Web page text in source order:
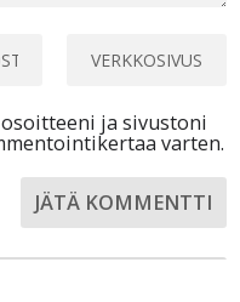
ja sivustoni
varten.